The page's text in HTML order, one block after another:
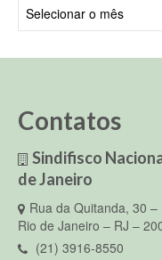
Contatos
Sindifisco
de Janeiro
Rua da Quitanda, 30 –
Rio de Janeiro – RJ –
(21) 3916-8550